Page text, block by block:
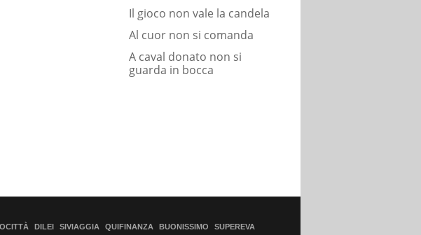
Il gioco non vale la candela
Al cuor non si comanda
A caval donato non si
guarda in bocca
DILEI SIVIAGGIA QUIFINANZA BUONISSIMO SUPEREVA